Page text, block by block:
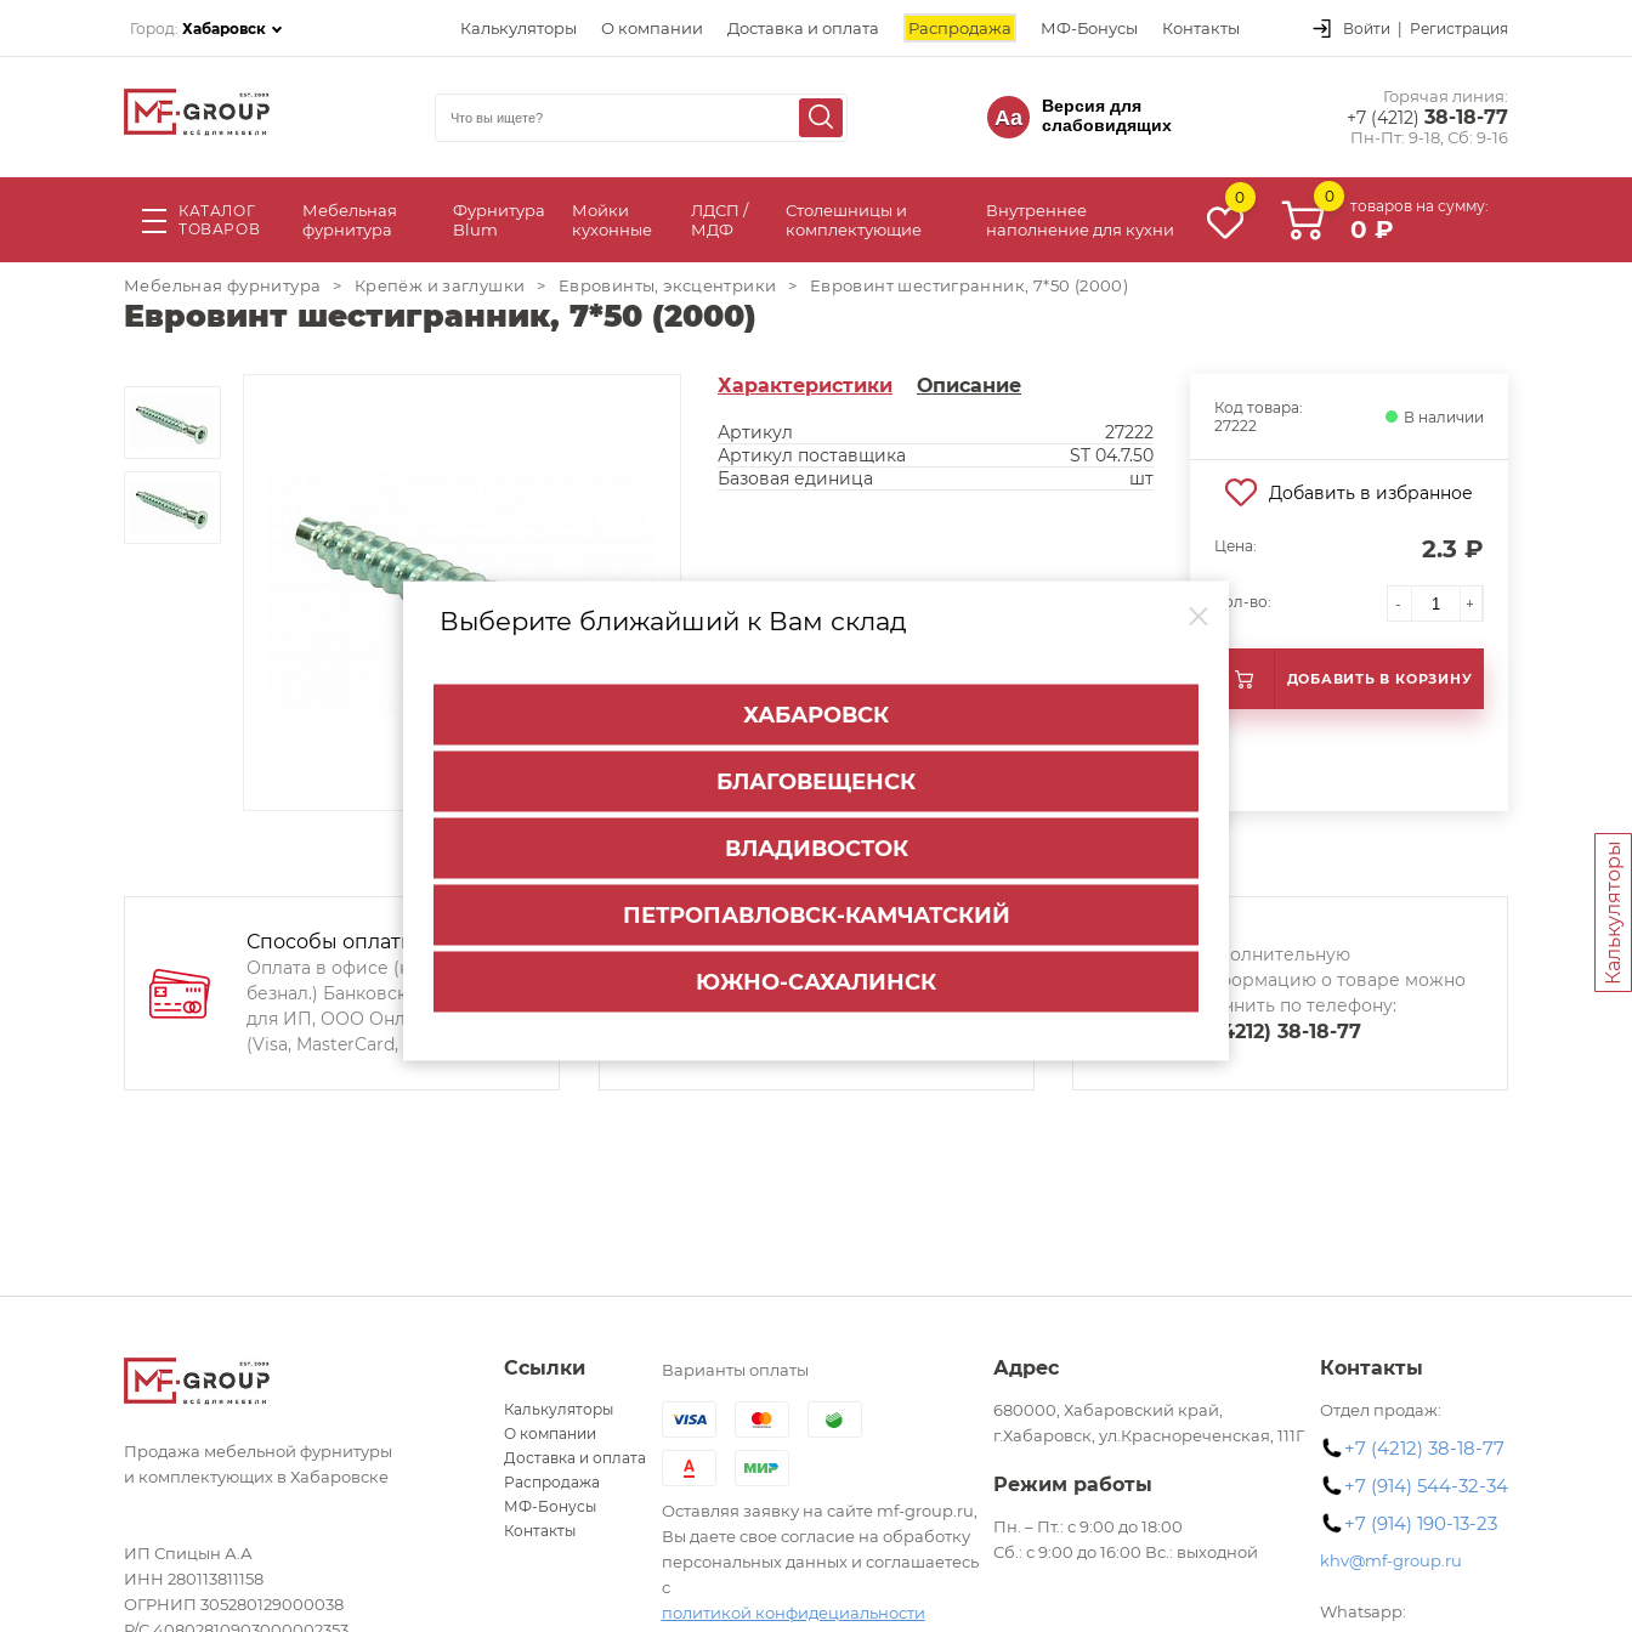
Город: Хабаровск Калькуляторы О компании Доставка и оплата Распродажа МФ-Бонусы Контакты Войти | Регистрация
Aa
Версия для
слабовидящих
Горячая линия:
+7 (4212) 38-18-77
Пн-Пт: 9-18, Сб: 9-16
КАТАЛОГ
ТОВАРОВ
Мебельная
фурнитура
Фурнитура
Blum
Мойки
кухонные
ЛДСП /
МДФ
Столешницы и
комплектующие
Внутреннее
наполнение для кухни
0 0
товаров на сумму:
0 ₽
Выберите ближайший к Вам склад
ХАБАРОВСК
БЛАГОВЕЩЕНСК
ВЛАДИВОСТОК
ПЕТРОПАВЛОВСК-КАМЧАТСКИЙ
ЮЖНО-САХАЛИНСК
Мебельная фурнитура > Крепёж и заглушки > Евровинты, эксцентрики > Евровинт шестигранник, 7*50 (2000)
Евровинт шестигранник, 7*50 (2000)
Характеристики Описание
Артикул
27222
Артикул поставщика
ST 04.7.50
Базовая единица
шт
Код товара:
27222
В наличии
Добавить в избранное
Цена: 2.3 ₽
Кол-во: - +
ДОБАВИТЬ В КОРЗИНУ
Способы оплаты:
Оплата в офисе (наличными,
безнал.) Банковский перевод
для ИП, ООО Онлайн-оплата
(Visa, MasterCard, Мир)
Способы доставки:
По городу:1000 руб.
Дополнительную
информацию о товаре можно
уточнить по телефону:
8 (4212) 38-18-77
Калькуляторы
Продажа мебельной фурнитуры
и комплектующих в Хабаровске
ИП Спицын А.А
ИНН 280113811158
ОГРНИП 305280129000038
Ссылки
Калькуляторы
О компании
Доставка и оплата
Распродажа
МФ-Бонусы
Контакты
Варианты оплаты
Оставляя заявку на сайте mf-group.ru,
Вы даете свое согласие на обработку
персональных данных и соглашаетесь
с
политикой конфидециальности
Адрес
680000, Хабаровский край,
г.Хабаровск, ул.Краснореченская, 111Г
Режим работы
Пн. – Пт.: с 9:00 до 18:00
Сб.: с 9:00 до 16:00 Вс.: выходной
Контакты
Отдел продаж:
+7 (4212) 38-18-77
+7 (914) 544-32-34
+7 (914) 190-13-23
khv@mf-group.ru
Whatsapp: